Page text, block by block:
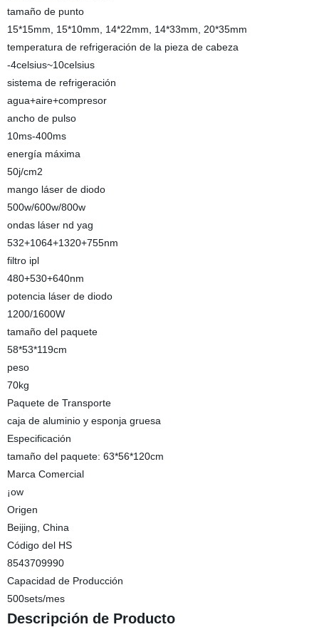
tamaño de punto
15*15mm, 15*10mm, 14*22mm, 14*33mm, 20*35mm
temperatura de refrigeración de la pieza de cabeza
-4celsius~10celsius
sistema de refrigeración
agua+aire+compresor
ancho de pulso
10ms-400ms
energía máxima
50j/cm2
mango láser de diodo
500w/600w/800w
ondas láser nd yag
532+1064+1320+755nm
filtro ipl
480+530+640nm
potencia láser de diodo
1200/1600W
tamaño del paquete
58*53*119cm
peso
70kg
Paquete de Transporte
caja de aluminio y esponja gruesa
Especificación
tamaño del paquete: 63*56*120cm
Marca Comercial
¡ow
Origen
Beijing, China
Código del HS
8543709990
Capacidad de Producción
500sets/mes
Descripción de Producto